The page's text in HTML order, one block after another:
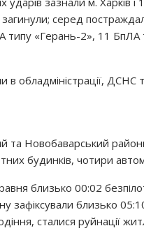
загинули; серед
типу «Герань-2», 11
в обладміністрації, ДСНС
та Новобаварський
будинків, чотири
близько 00:02
близько
сталися руйнації